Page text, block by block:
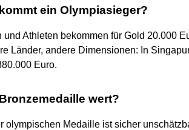
ein Olympiasieger?
und Athleten bekommen für Gold 20.000
Länder, andere Dimensionen: In
Euro.
wert?
olympischen Medaille ist sicher